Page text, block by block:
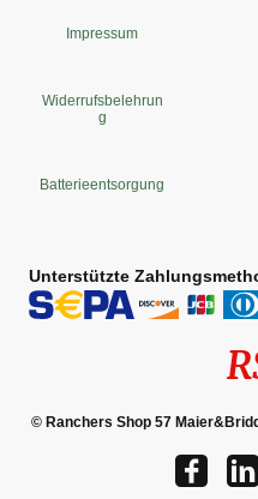
Impressum
Widerrufsbelehrun
g
Batterieentsorgung
Unterstützte
© Ranchers Shop 57